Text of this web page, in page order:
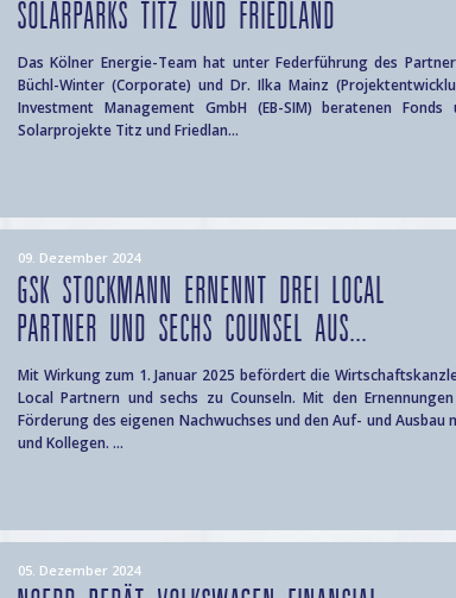
SOLARPARKS TITZ UND FRIEDLAND
Das Kölner Energie-Team hat unter Federführung des
Büchl-Winter (Corporate) und Dr. Ilka Mainz
Investment Management GmbH (EB-SIM) beratenen
Solarprojekte Titz und Friedlan...
09. Dezember 2024
GSK STOCKMANN ERNENNT DREI LOCAL
PARTNER UND SECHS COUNSEL AUS...
Mit Wirkung zum 1. Januar 2025 befördert die
Local Partnern und sechs zu Counseln. Mit den
Förderung des eigenen Nachwuchses und den Auf- und
und Kollegen. ...
05. Dezember 2024